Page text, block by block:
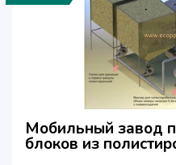
Мобильный завод
блоков из